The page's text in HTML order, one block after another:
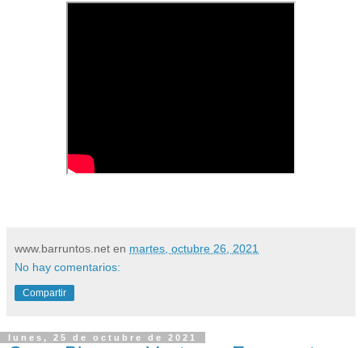
www.barruntos.net en martes, octubre 26, 2021
No hay comentarios:
Compartir
lunes, 25 de octubre de 2021